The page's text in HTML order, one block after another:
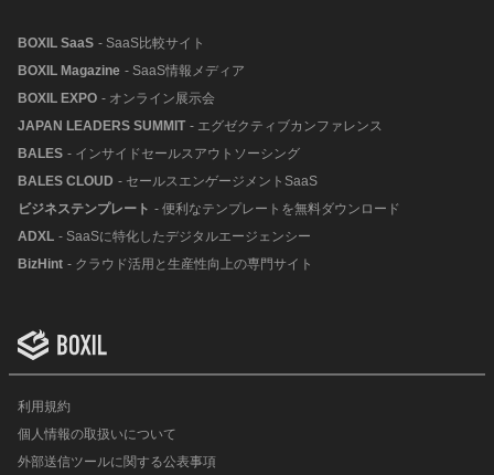
BOXIL SaaS - SaaS比較サイト
BOXIL Magazine - SaaS情報メディア
BOXIL EXPO - オンライン展示会
JAPAN LEADERS SUMMIT - エグゼクティブカンファレンス
BALES - インサイドセールスアウトソーシング
BALES CLOUD - セールスエンゲージメントSaaS
ビジネステンプレート - 便利なテンプレートを無料ダウンロード
ADXL - SaaSに特化したデジタルエージェンシー
BizHint - クラウド活用と生産性向上の専門サイト
利用規約
個人情報の取扱いについて
外部送信ツールに関する公表事項